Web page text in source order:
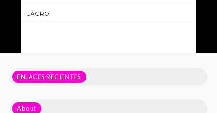
UAGRO
ENLACES RECIENTES
About